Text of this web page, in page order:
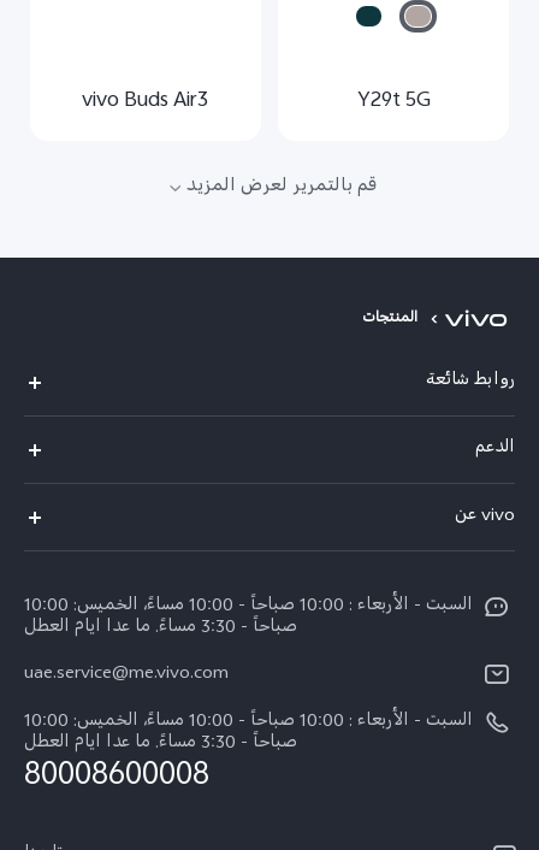
Y29t 5G
vivo Buds Air3
قم بالتمرير لعرض المزيد
المنتجات
روابط شائعة
X300 (New)
X200 FE (New)
V60 Lite 5G
Y39 5G
Y04
الدعم
مركز الخدمة
Funtouch OS
اسعار قطع الغيار
تحديثات النظام
بيان الخصوصية بشأن خدمة العملاء
vivo عن
الأخبار
الإشعارات القانونية
نبذة عنا
السبت - الأربعاء : 10:00 صباحاً - 10:00 مساءً، الخميس: 10:00
صباحاً - 3:30 مساءً. ما عدا ايام العطل
uae.service@me.vivo.com
السبت - الأربعاء : 10:00 صباحاً - 10:00 مساءً، الخميس: 10:00
صباحاً - 3:30 مساءً. ما عدا ايام العطل
80008600008